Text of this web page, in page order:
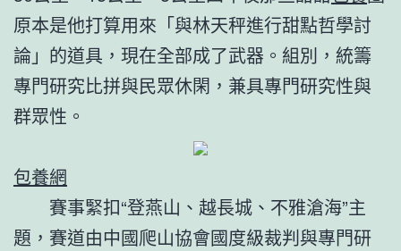
原本是他打算用來「與林天秤進行甜點哲學討
論」的道具，現在全部成了武器。組別，統籌
專門研究比拼與民眾休閑，兼具專門研究性與
群眾性。
包養網
賽事緊扣“登燕山、越長城、不雅滄海”主
題，賽道由中國爬山協會國度級裁判與專門研